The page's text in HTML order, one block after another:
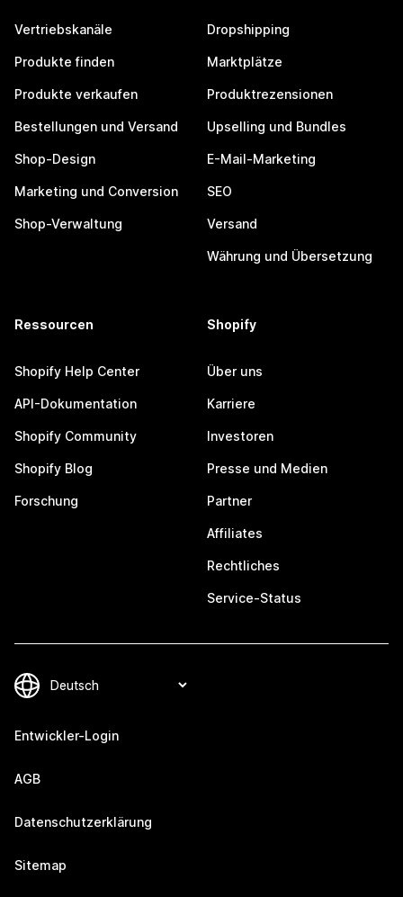
Vertriebskanäle
Produkte finden
Produkte verkaufen
Bestellungen und Versand
Shop-Design
Marketing und Conversion
Shop-Verwaltung
Dropshipping
Marktplätze
Produktrezensionen
Upselling und Bundles
E-Mail-Marketing
SEO
Versand
Währung und Übersetzung
Ressourcen
Shopify Help Center
API-Dokumentation
Shopify Community
Shopify Blog
Forschung
Shopify
Über uns
Karriere
Investoren
Presse und Medien
Partner
Affiliates
Rechtliches
Service-Status
Entwickler-Login
AGB
Datenschutzerklärung
Sitemap